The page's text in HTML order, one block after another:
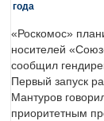
года
«Роскомос»
носителей
сообщил
Первый запуск
Мантуров
приоритетным